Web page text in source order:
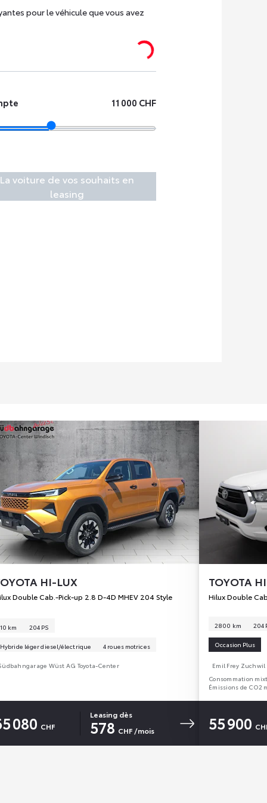
pour le véhicule que vous avez
11 000 CHF
La voiture de vos souhaits en
leasing
HI-LUX
Double Cab.-Pick-up 2.8 D-4D MHEV 204 Style
10 km 204 PS
Hybride léger diesel/électrique 4 roues motrices
Wüst AG Toyota-Center
080 CHF
Leasing dès
578 CHF /mois
TOYOTA
Hilux Double
2 800 km 204
Occasion Plus
Emil Frey Zuchwil
Consommation
Émissions de CO2
55 900